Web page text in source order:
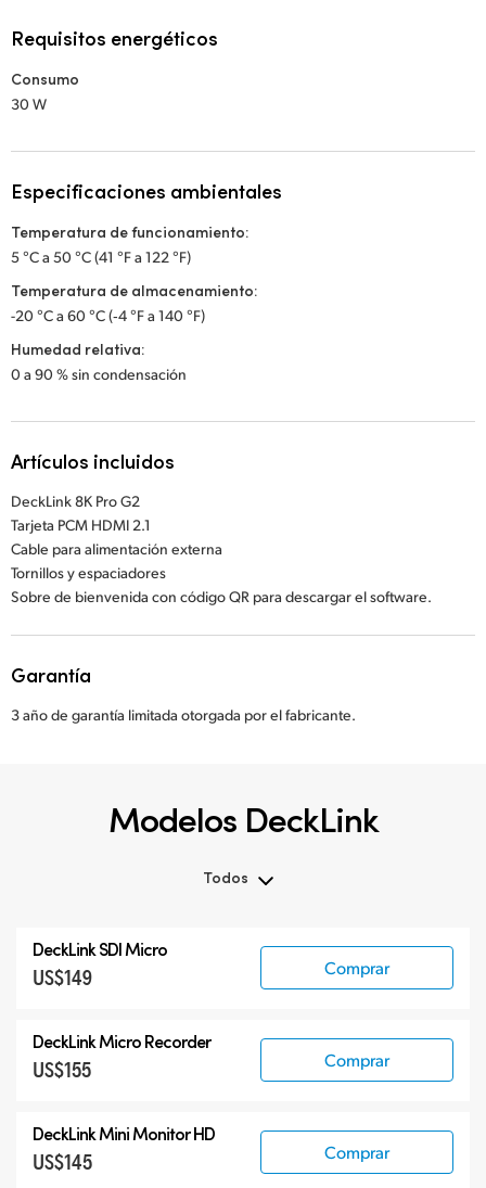
Requisitos energéticos
Consumo
30 W
Especificaciones ambientales
Temperatura de funcionamiento:
5 °C a 50 °C (41 °F a 122 °F)
Temperatura de almacenamiento:
-20 °C a 60 °C (‑4 °F a 140 °F)
Humedad relativa:
0 a 90 % sin condensación
Artículos incluidos
DeckLink 8K Pro G2
Tarjeta PCM HDMI 2.1
Cable para alimentación externa
Tornillos y espaciadores
Sobre de bienvenida con código QR para descargar el software.
Garantía
3 año de garantía limitada otorgada por el fabricante.
Modelos DeckLink
Todos
DeckLink SDI Micro
US$149 Comprar
DeckLink Micro Recorder
US$155 Comprar
DeckLink Mini Monitor HD
US$145 Comprar